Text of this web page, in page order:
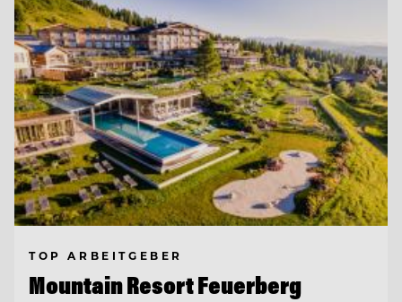
TOP ARBEITGEBER
Mountain Resort Feuerberg